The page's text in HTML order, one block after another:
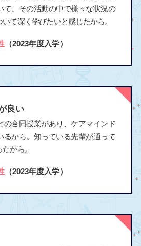
て、その活動の中で様々な状況の
て深く学びたいと感じたから。
（2023年度入学）
良い
の合同授業があり、ケアマインド
るから。知っている先輩が通って
から。
（2023年度入学）